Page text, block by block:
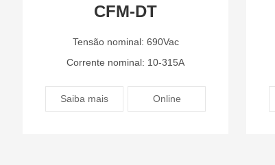
CFM-DT
Tensão nominal: 690Vac
Corrente nominal: 10-315A
Saiba mais Online